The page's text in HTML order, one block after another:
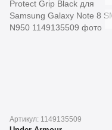
Артикул: 1149135509